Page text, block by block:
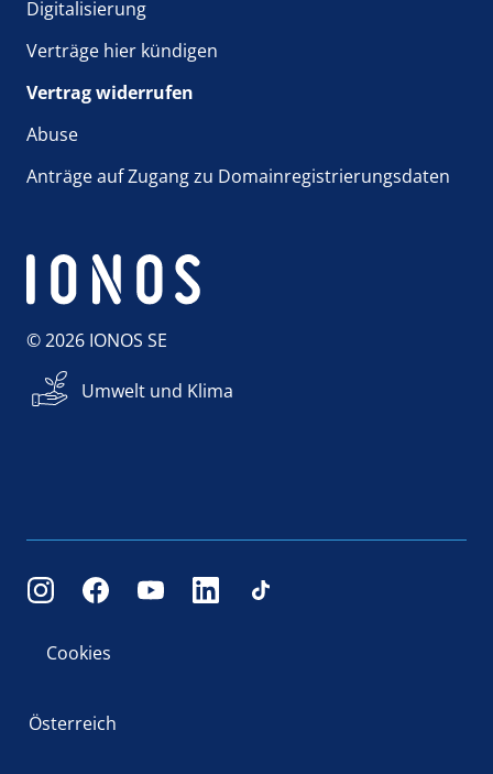
Digitalisierung
Verträge hier kündigen
Vertrag widerrufen
Abuse
Anträge auf Zugang zu Domainregistrierungsdaten
© 2026 IONOS SE
Umwelt und Klima
Cookies
Österreich